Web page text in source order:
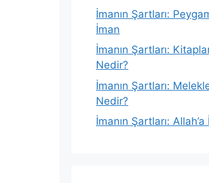
İmanın Şartları:
İman
İmanın Şartları:
Nedir?
İmanın Şartları:
Nedir?
İmanın Şartları: